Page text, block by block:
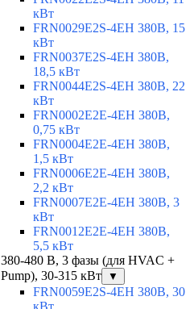
кВт
FRN0029E2S-4EH 380В, 15
кВт
FRN0037E2S-4EH 380В,
18,5 кВт
FRN0044E2S-4EH 380В, 22
кВт
FRN0002E2E-4EH 380В,
0,75 кВт
FRN0004E2E-4EH 380В,
1,5 кВт
FRN0006E2E-4EH 380В,
2,2 кВт
FRN0007E2E-4EH 380В, 3
кВт
FRN0012E2E-4EH 380В,
5,5 кВт
380-480 В, 3 фазы (для HVAC +
Pump), 30-315 кВт
▼
FRN0059E2S-4EH 380В, 30